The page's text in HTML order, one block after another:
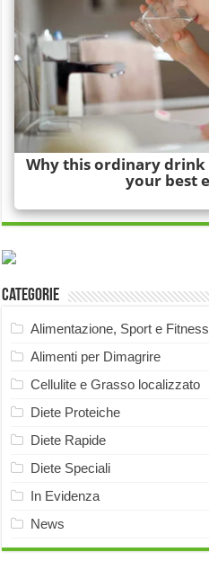
Categorie
Alimentazione, Sport e Fitness
Alimenti per Dimagrire
Cellulite e Grasso localizzato
Diete Proteiche
Diete Rapide
Diete Speciali
In Evidenza
News